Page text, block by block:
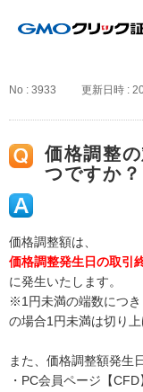
No : 3933 更新日時 :
価格調整
つですか？
価格調整額は、
価格調整発生日の取引
に発生いたします。
※1円未満の端数につ
の場合1円未満は切り上
また、価格調整額発生
・PC会員ページ【